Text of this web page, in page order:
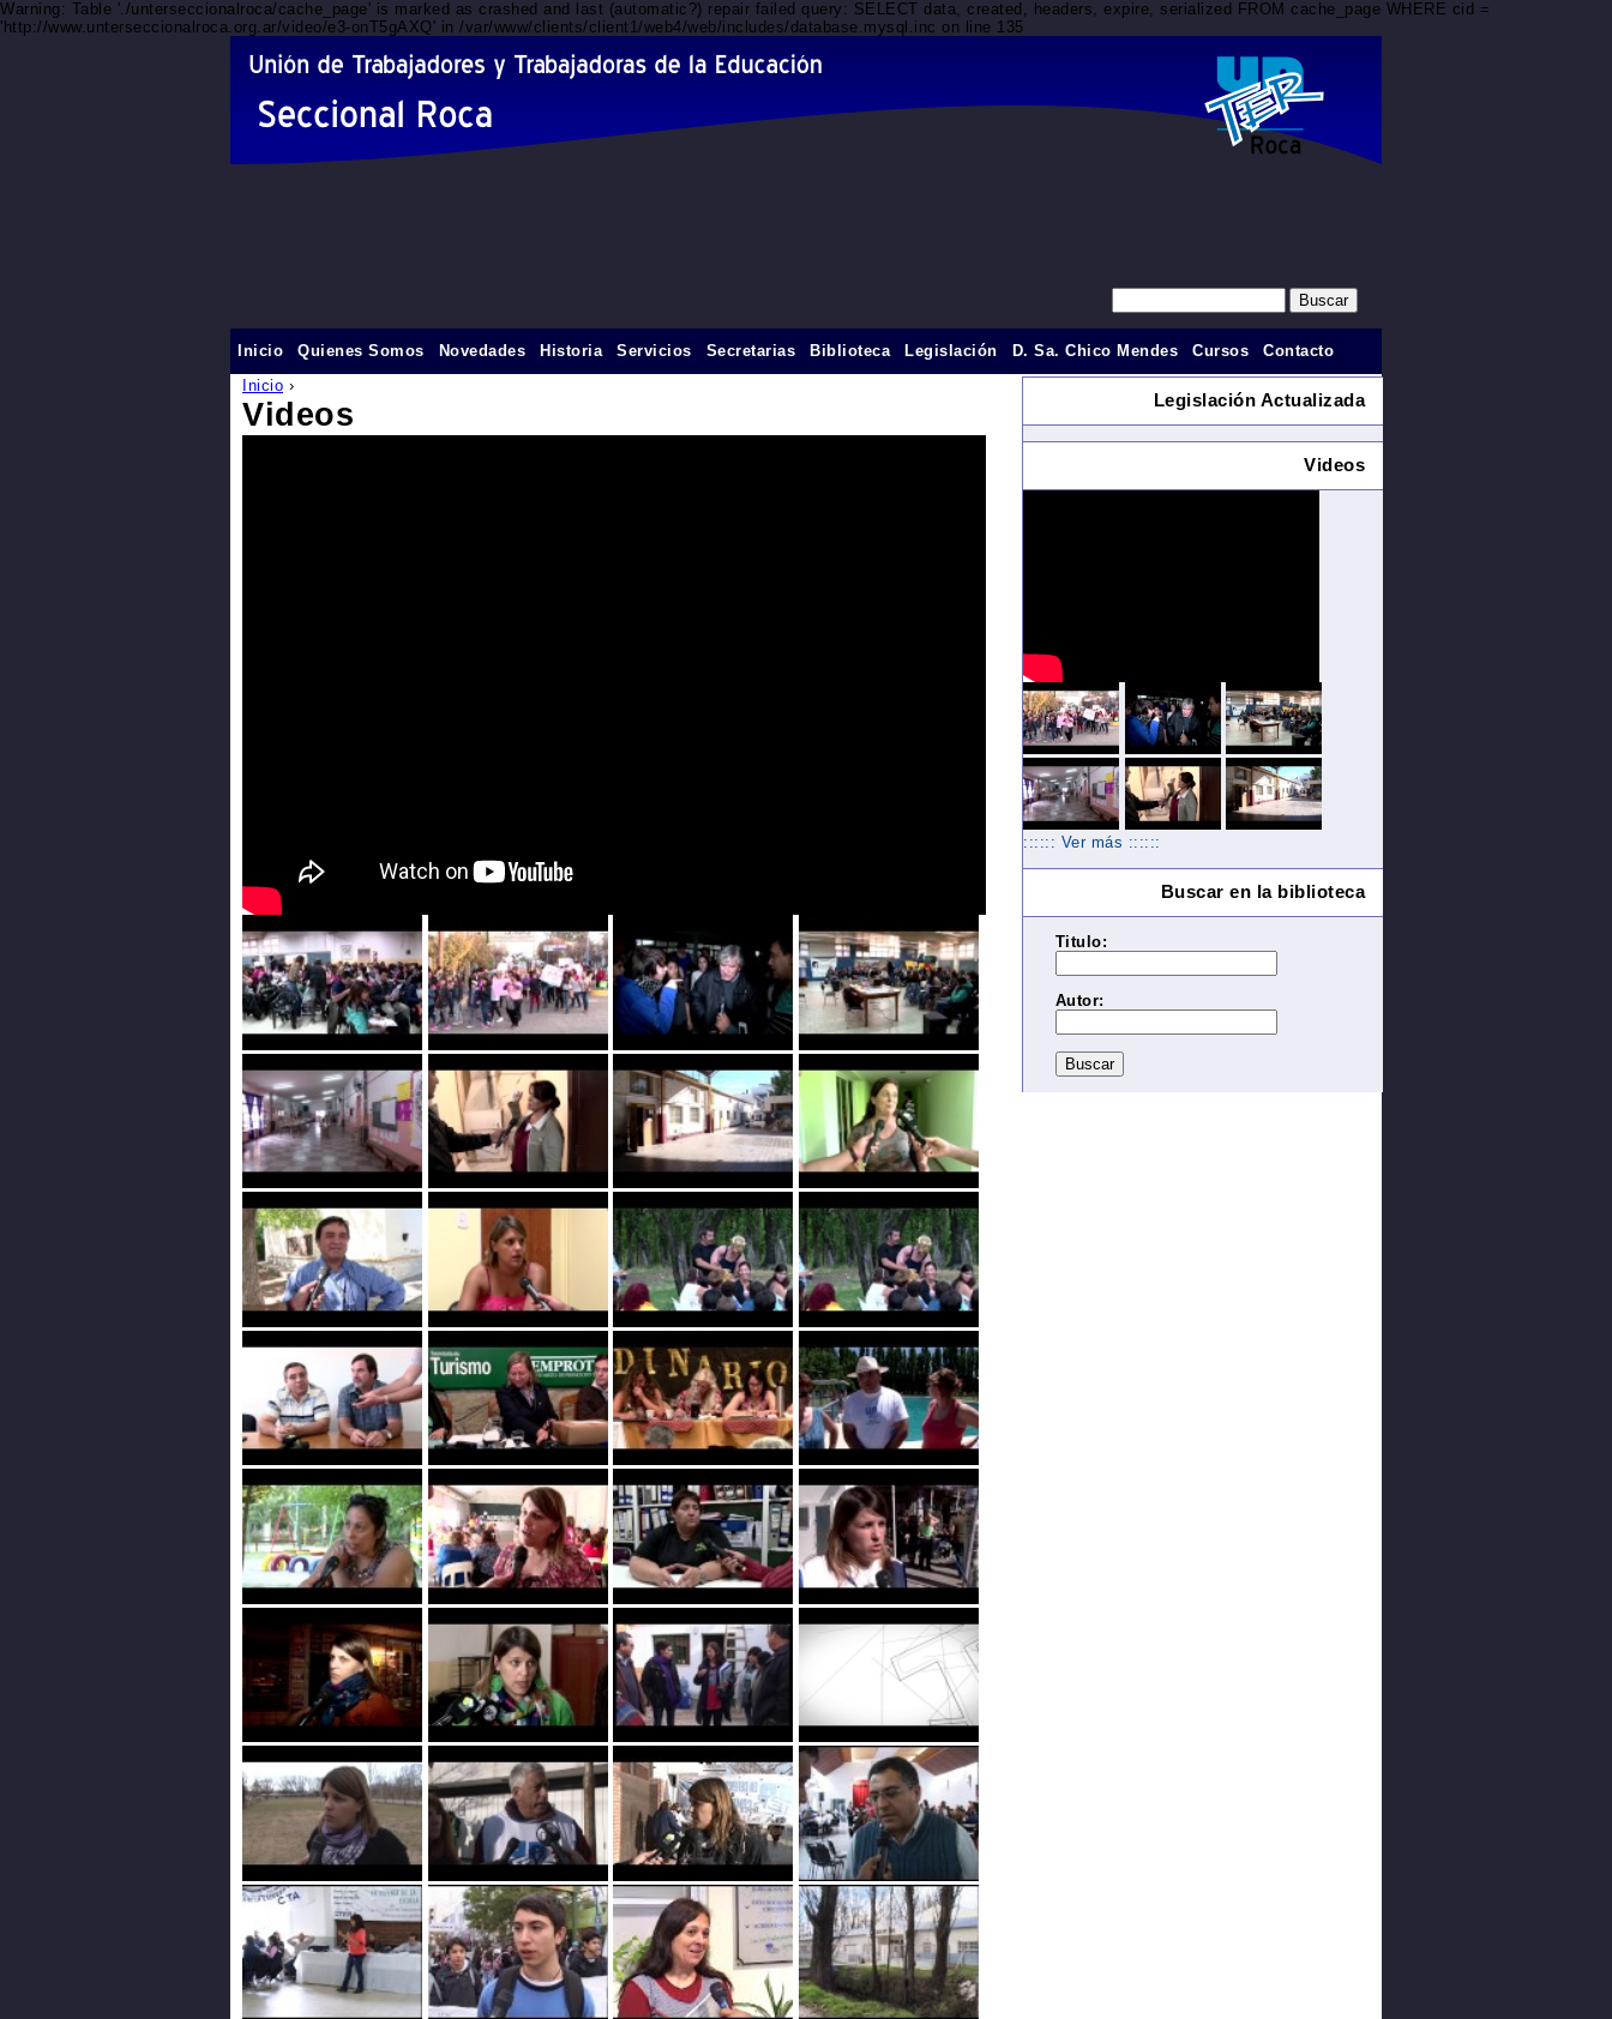
Warning: Table './unterseccionalroca/cache_page' is marked as crashed and last (automatic?) repair failed query: SELECT data, created, headers, expire, serialized FROM cache_page WHERE cid =
'http://www.unterseccionalroca.org.ar/video/e3-onT5gAXQ' in /var/www/clients/client1/web4/web/includes/database.mysql.inc on line 135
Inicio ›
Videos
Inicio Quienes Somos Novedades Historia Servicios Secretarias Biblioteca Legislación D. Sa. Chico Mendes Cursos Contacto
Legislación Actualizada
Videos
:::::: Ver más ::::::
Buscar en la biblioteca
Titulo:
Autor: